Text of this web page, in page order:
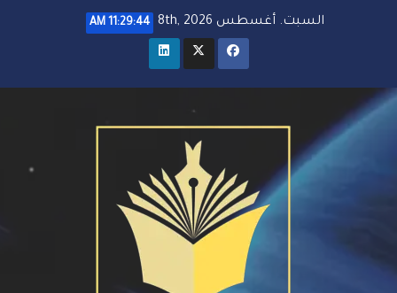
السبت. أغسطس 8th, 2026 11:29:45 AM